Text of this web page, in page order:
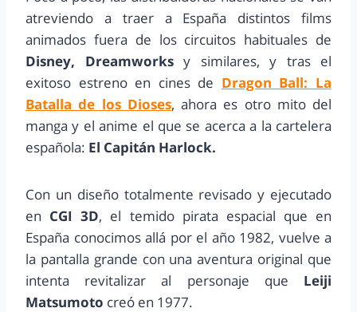
atreviendo a traer a España distintos films
animados fuera de los circuitos habituales de
Disney, Dreamworksy similares, y tras el
exitoso estreno en cines de Dragon Ball: La
Batalla de los Dioses, ahora es otro mito del
manga y el anime el que se acerca a la cartelera
española: El Capitán Harlock.
Con un diseño totalmente revisado y ejecutado
en CGI 3D, el temido pirata espacial que en
España conocimos allá por el año 1982, vuelve a
la pantalla grande con una aventura original que
intenta revitalizar al personaje que Leiji
Matsumoto creó en 1977.